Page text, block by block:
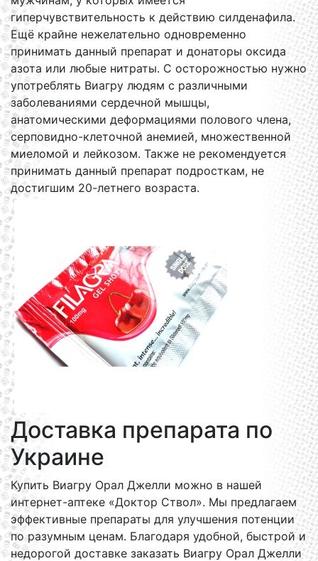
гиперчувствительность к действию силденафила.
Ещё крайне нежелательно одновременно
принимать данный препарат и донаторы оксида
азота или любые нитраты. C осторожностью нужно
употреблять Виагру людям с различными
заболеваниями сердечной мышцы,
анатомическими деформациями полового члена,
серповидно-клеточной анемией, множественной
миеломой и лейкозом. Также не рекомендуется
принимать данный препарат подросткам, не
достигшим 20-летнего возраста.
Доставка препарата по
Украине
Купить Виагру Орал Джелли можно в нашей
интернет-аптеке «Доктор Ствол». Мы предлагаем
эффективные препараты для улучшения потенции
по разумным ценам. Благодаря удобной, быстрой и
недорогой доставке заказать Виагру Орал Джелли